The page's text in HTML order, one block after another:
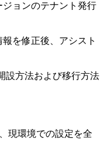
ョンのテナント発行
を修正後、アシスト
設方法および移行方法
現環境での設定を全